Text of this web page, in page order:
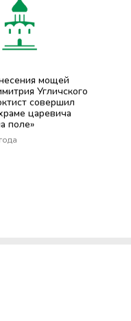
мощей
Угличского
совершил
царевича
поле»